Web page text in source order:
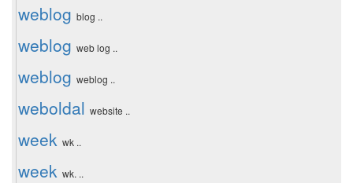
weblog blog ..
weblog web log ..
weblog weblog ..
weboldal website ..
week wk ..
week wk. ..